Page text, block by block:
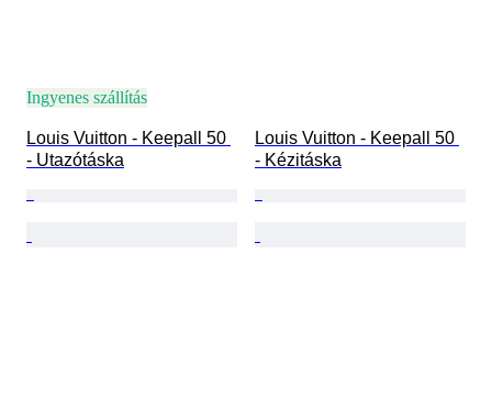
Ingyenes szállítás
Louis Vuitton - Keepall 50
- Utazótáska
Louis Vuitton - Keepall 50
- Kézitáska